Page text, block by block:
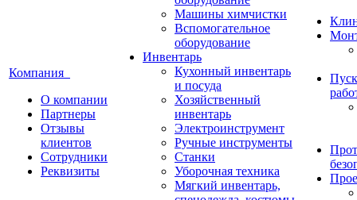
Компания
О компании
Партнеры
Отзывы
клиентов
Сотрудники
Реквизиты
Машины химчистки
Вспомогательное
оборудование
Инвентарь
Кухонный инвентарь
и посуда
Хозяйственный
инвентарь
Электроинструмент
Ручные инструменты
Станки
Уборочная техника
Мягкий инвентарь,